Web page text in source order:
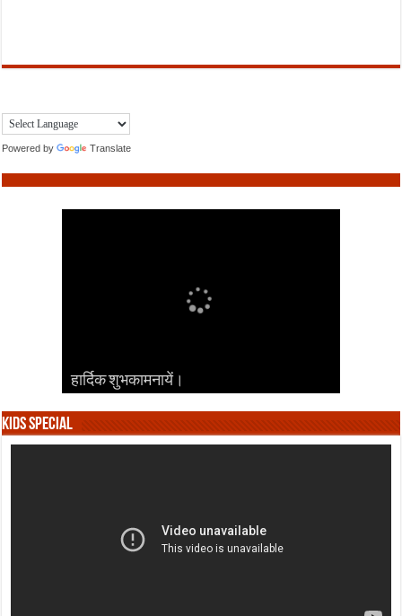
Powered by Translate
हार्दिक शुभकामनायें।
हार्दिक शुभकामनायें।
हार्दिक शुभकामनायें।
हार्दिक शुभकामनायें।
हार्दिक शुभकामनायें।
Kids Special